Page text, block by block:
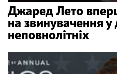
Джаред Лето
на звинувачення
неповнолітніх